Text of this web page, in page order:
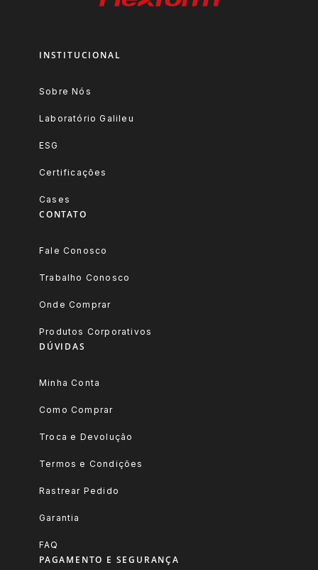
INSTITUCIONAL
Sobre Nós
Laboratório Galileu
ESG
Certificações
Cases
CONTATO
Fale Conosco
Trabalho Conosco
Onde Comprar
Produtos Corporativos
DÚVIDAS
Minha Conta
Como Comprar
Troca e Devolução
Termos e Condições
Rastrear Pedido
Garantia
FAQ
PAGAMENTO E SEGURANÇA